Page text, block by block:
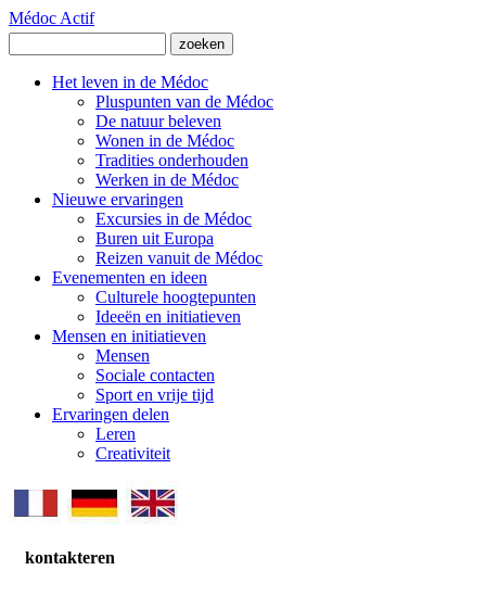
Médoc Actif
Het leven in de Médoc
Pluspunten van de Médoc
De natuur beleven
Wonen in de Médoc
Tradities onderhouden
Werken in de Médoc
Nieuwe ervaringen
Excursies in de Médoc
Buren uit Europa
Reizen vanuit de Médoc
Evenementen en ideen
Culturele hoogtepunten
Ideeën en initiatieven
Mensen en initiatieven
Mensen
Sociale contacten
Sport en vrije tijd
Ervaringen delen
Leren
Creativiteit
kontakteren